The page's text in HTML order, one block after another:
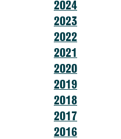
2024
2023
2022
2021
2020
2019
2018
2017
2016